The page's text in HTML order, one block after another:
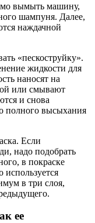
вымыть машину,
шампуня. Далее,
наждачной
«пескоструйку».
жидкости для
наносят на
или смывают
и снова
полного высыхания
Если
надо подобрать
в покраске
используется
в три слоя,
ее